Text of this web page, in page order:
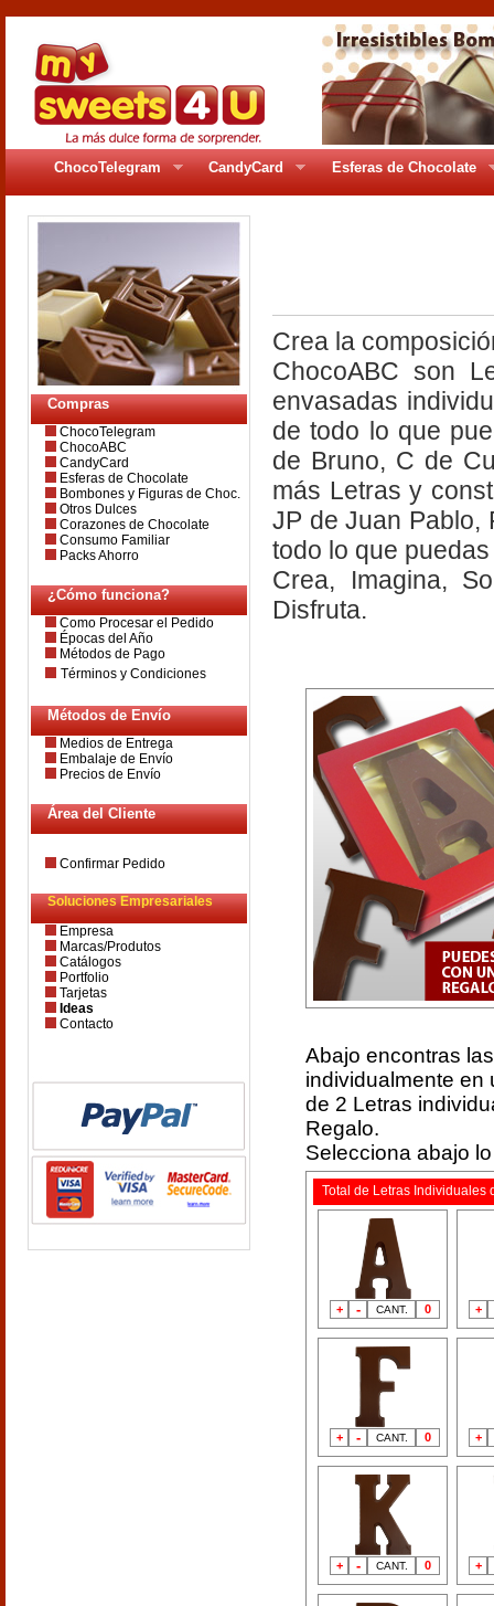
ChocoTelegram CandyCard Esferas de Chocolate
Compras
ChocoTelegram
ChocoABC
CandyCard
Esferas de Chocolate
Bombones y Figuras de Choc.
Otros Dulces
Corazones de Chocolate
Consumo Familiar
Packs Ahorro
¿Cómo funciona?
Como Procesar el Pedido
Épocas del Año
Métodos de Pago
Términos y Condiciones
Métodos de Envío
Medios de Entrega
Embalaje de Envío
Precios de Envío
Área del Cliente
Confirmar Pedido
Soluciones Empresariales
Empresa
Marcas/Produtos
Catálogos
Portfolio
Tarjetas
Ideas
Contacto
Crea la
ChocoABC son
envasadas
de todo lo que
de Bruno, C de
más Letras y
JP de Juan Pablo,
todo lo que
Crea, Imagina,
Disfruta.
Abajo encontras
individualmente en
de 2 Letras
Regalo.
Selecciona abajo
Total de Letras
0
CANT.
-
+ +
0
CANT.
-
+ +
0
CANT.
-
+ +